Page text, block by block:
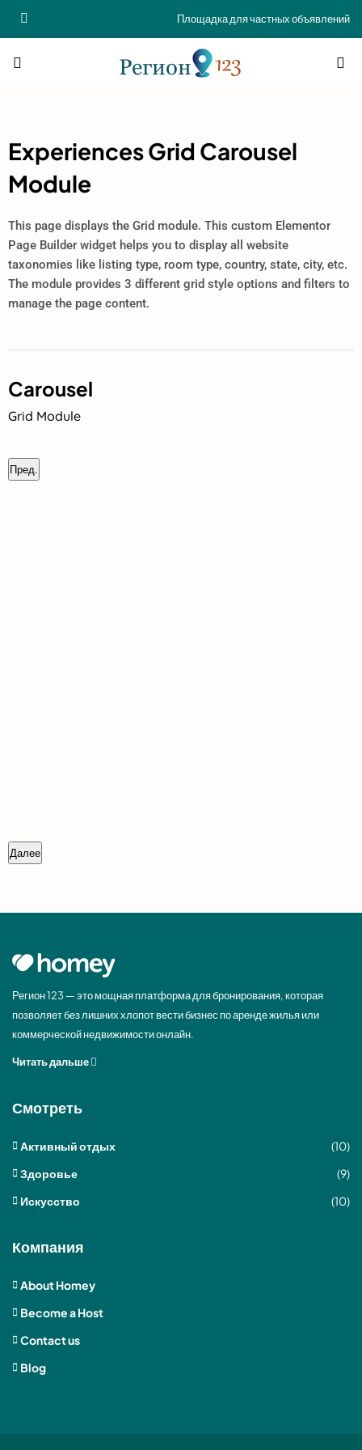
Площадка для частных объявлений
Experiences Grid Carousel
Module
This page displays the Grid module. This custom Elementor
Page Builder widget helps you to display all website
taxonomies like listing type, room type, country, state, city, etc.
The module provides 3 different grid style options and filters to
manage the page content.
Carousel
Grid Module
Пред.
Далее
Регион 123 — это мощная платформа для бронирования, которая
позволяет без лишних хлопот вести бизнес по аренде жилья или
коммерческой недвижимости онлайн.
Читать дальше
Смотреть
Активный отдых
(10)
Здоровье
(9)
Искусство
(10)
Компания
About Homey
Become a Host
Contact us
Blog